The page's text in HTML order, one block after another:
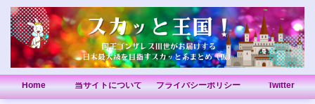
Home 当サイトについて プライバシーポリシー Twitter